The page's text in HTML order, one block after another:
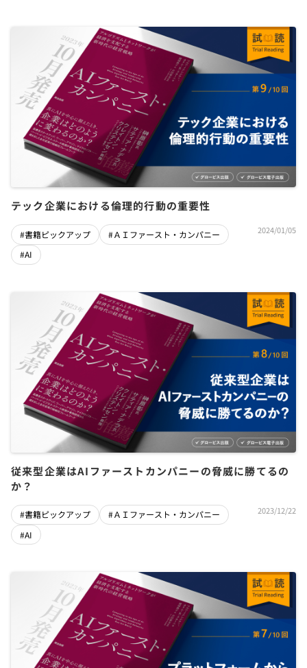
テック企業における倫理的行動の重要性
#書籍ピックアップ
#ＡＩファースト・カンパニー
#AI
2024/01/05
従来型企業はAIファーストカンパニーの脅威に勝てるの
か？
#書籍ピックアップ
#ＡＩファースト・カンパニー
#AI
2023/12/22